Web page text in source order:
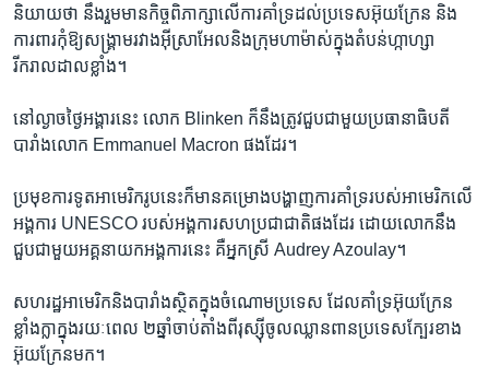
និយាយថា​ នឹង​រួម​មានកិច្ច​ពិភាក្សា​លើ​ការគាំទ្រ​ដល់​ប្រទេស​អ៊ុយក្រែន​ និង​
ការពារ​កុំ​ឱ្យ​សង្គ្រាមរវាងអ៊ីស្រាអែល​និង​ក្រុមហាម៉ាស់ក្នុង​តំបន់​ហ្កាហ្សា​
រីករាលដាលខ្លាំង។
នៅល្ងាច​ថ្ងៃ​អង្គារ​នេះ​ លោក Blinken ក៏​នឹង​ត្រូវ​ជួប​ជា​មួយ​ប្រធានាធិបតី​
បារាំង​លោក Emmanuel Macron ផង​ដែរ។ ​
ប្រមុខការទូត​អាមេរិក​រូប​នេះ​ក៏មាន​គម្រោងបង្ហាញការគាំទ្រ​របស់​អាមេរិកលើ​
អង្គការ​ UNESCO ​របស់​អង្គការ​សហប្រជាជាតិ​ផង​ដែរ ដោយ​លោក​នឹង​
ជួប​ជា​មួយ​អគ្គនាយក​អង្គការ​នេះ គឺ​អ្នក​ស្រី Audrey Azoulay។
សហរដ្ឋ​អាមេរិក​និង​បារាំងស្ថិត​ក្នុង​ចំណោម​ប្រទេស ដែល​គាំទ្រ​អ៊ុយក្រែន​
ខ្លាំងក្លា​ក្នុង​រយៈពេល​ ២​ឆ្នាំចាប់តាំង​ពី​រុស្ស៊ី​ចូលឈ្លានពាន​ប្រទេស​ក្បែរខាង​
អ៊ុយក្រែន​មក។​ ​